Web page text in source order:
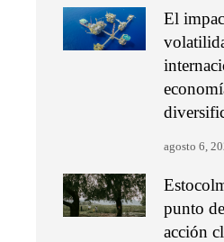
El
agosto 6,
punto
acción